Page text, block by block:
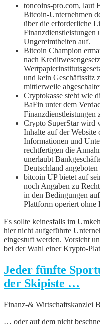
toncoins-pro.com, laut
Bitcoin-Unternehmen
über die erforderliche
Finanzdienstleistungen
Ungereimtheiten auf.
Bitcoin Champion
nach
und kein Geschäftssitz
mittlerweile
Cryptokasse steht wie
BaFin unter dem
Finanzdienstleistungen
Crypto SuperStar wird
Inhalte auf der Website
Informationen und
rechtfertigen die
unerlaubt
Deutschland
bitcoin UP bietet auf
noch Angaben zu
in den Bedingungen
Plattform operiert
Es sollte keinesfalls im
hier nicht aufgeführte
eingestuft werden. Vorsicht
bei der Wahl einer Krypto-
Jeder fünfte
der Skipiste …
Finanz-& Wirtschaftskanzlei
… oder auf dem nicht